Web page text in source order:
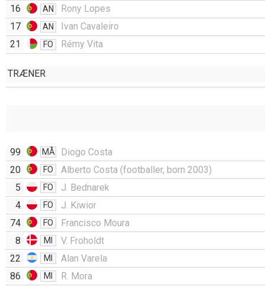
16
AN
Rony Lopes
17
AN
Ivan Cavaleiro
21
FO Rémy Vita
TRÆNER
99 MÅ
Diogo Costa
20
FO
Alberto Costa (footballer, born 2003)
5
FO
J. Bednarek
4
FO
J. Kiwior
74
FO
Francisco Moura
8
MI
V. Froholdt
22
MI
Alan Varela
86
MI
R. Mora